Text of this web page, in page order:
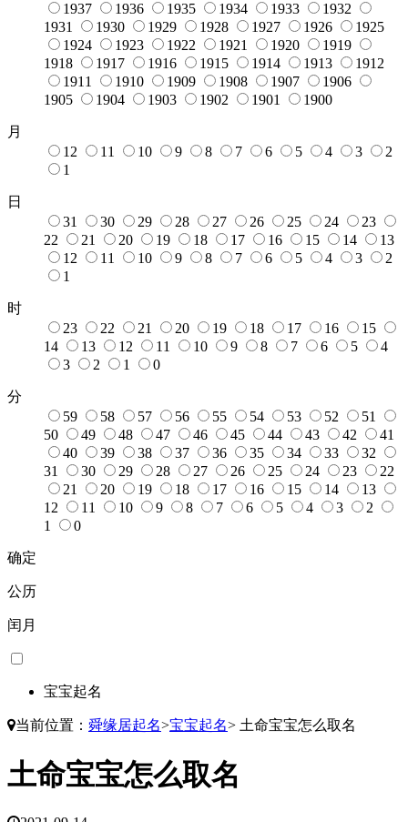
1937
1936 1935 1934 1933
1932
1931
1930 1929 1928 1927 1926
1925
1924
1923 1922 1921 1920
1919
1918
1917 1916 1915 1914 1913
1912
1911
1910 1909 1908 1907
1906
1905
1904 1903 1902 1901 1900
月
12
11 10 9 8 7 6 5 4 3
2
1
日
31
30 29 28 27 26 25 24
23
22
21 20 19 18 17 16 15 14
13
12
11 10 9 8 7 6 5 4 3
2
1
时
23
22 21 20 19 18 17 16
15
14
13 12 11 10 9 8 7 6 5
4
3
2 1 0
分
59
58 57 56 55 54 53 52
51
50
49 48 47 46 45 44 43 42
41
40
39 38 37 36 35 34 33
32
31
30 29 28 27 26 25 24 23
22
21
20 19 18 17 16 15 14
13
12
11 10 9 8 7 6 5 4 3
2
1
0
确定
公历
闰月
宝宝起名
当前位置： 舜缘居起名>宝宝起名> 土命宝宝怎么取名
土命宝宝怎么取名